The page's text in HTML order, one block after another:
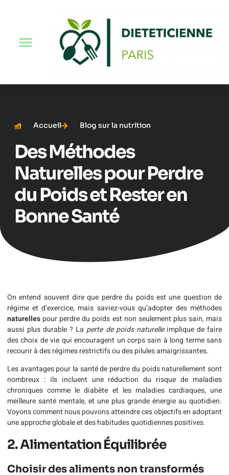
Accueil Blog sur la nutrition
Des Méthodes
Naturelles pour Perdre
du Poids et Rester en
Bonne Santé
On entend souvent dire que perdre du poids est une question de
régime et d’exercice, mais saviez-vous qu’adopter des méthodes
naturelles pour perdre du poids est non seulement plus sain, mais
aussi plus durable ? Laperte de poids naturelleimplique de faire
des choix de vie qui encouragent un corps sain à long terme sans
recourir à des régimes restrictifs ou des pilules amaigrissantes.
Les avantages pour la santé de perdre du poids naturellement sont
nombreux : ils incluent une réduction du risque de maladies
chroniques comme le diabète et les maladies cardiaques, une
meilleure santé mentale, et une plus grande énergie au quotidien.
Voyons comment nous pouvons atteindre ces objectifs en adoptant
une approche globale et des habitudes quotidiennes positives.
2. Alimentation Équilibrée
Choisir des aliments non transformés